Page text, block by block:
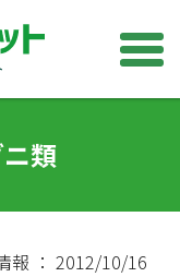
類
報 ： 2012/10/16